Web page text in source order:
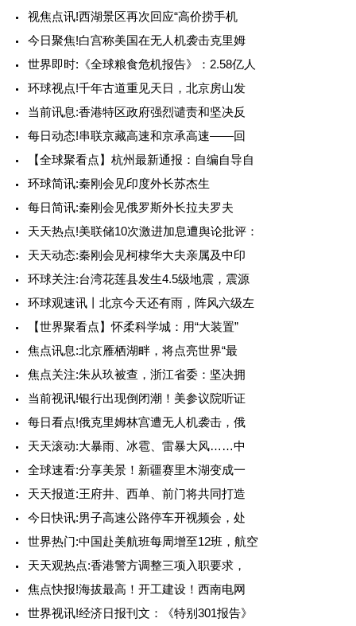
视焦点讯!西湖景区再次回应“高价捞手机
今日聚焦!白宫称美国在无人机袭击克里姆
世界即时:《全球粮食危机报告》：2.58亿人
环球视点!千年古道重见天日，北京房山发
当前讯息:香港特区政府强烈谴责和坚决反
每日动态!串联京藏高速和京承高速——回
【全球聚看点】杭州最新通报：自编自导自
环球简讯:秦刚会见印度外长苏杰生
每日简讯:秦刚会见俄罗斯外长拉夫罗夫
天天热点!美联储10次激进加息遭舆论批评：
天天动态:秦刚会见柯棣华大夫亲属及中印
环球关注:台湾花莲县发生4.5级地震，震源
环球观速讯丨北京今天还有雨，阵风六级左
【世界聚看点】怀柔科学城：用“大装置”
焦点讯息:北京雁栖湖畔，将点亮世界“最
焦点关注:朱从玖被查，浙江省委：坚决拥
当前视讯!银行出现倒闭潮！美参议院听证
每日看点!俄克里姆林宫遭无人机袭击，俄
天天滚动:大暴雨、冰雹、雷暴大风……中
全球速看:分享美景！新疆赛里木湖变成一
天天报道:王府井、西单、前门将共同打造
今日快讯:男子高速公路停车开视频会，处
世界热门:中国赴美航班每周增至12班，航空
天天观热点:香港警方调整三项入职要求，
焦点快报!海拔最高！开工建设！西南电网
世界视讯!经济日报刊文：《特别301报告》